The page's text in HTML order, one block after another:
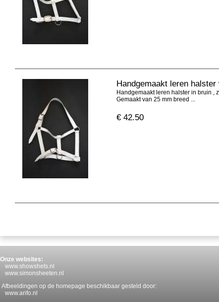
Handgemaakt leren
Handgemaakt leren halster in bruin ,
Gemaakt van 25 mm breed ...
€ 42.50
Onze websites:
www.showshets.nl
www.simonsheeten.nl
Afbeeldingen op de homepage beschikbaar gesteld door:
www.arifo.nl